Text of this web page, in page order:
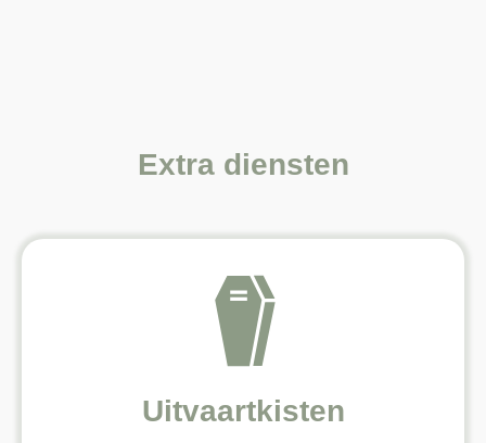
Extra diensten
Uitvaartkisten